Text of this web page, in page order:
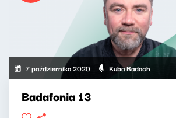
7 października 2020 Kuba Badach
Badafonia 13